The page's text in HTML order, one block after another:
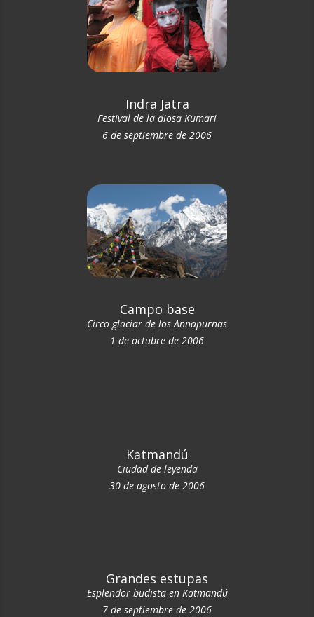
Indra Jatra
Festival de la diosa Kumari
6 de septiembre de 2006
Campo base
Circo glaciar de los Annapurnas
1 de octubre de 2006
Katmandú
Ciudad de leyenda
30 de agosto de 2006
Grandes estupas
Esplendor budista en Katmandú
7 de septiembre de 2006